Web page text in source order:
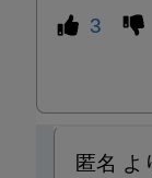
3
匿名 よ